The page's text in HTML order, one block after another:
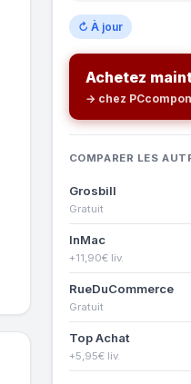
↻ À jour
Achetez
→ chez
COMPARER LES
Grosbill
Gratuit
InMac
+11,90€ liv.
RueDuCommerce
Gratuit
Top Achat
+5,95€ liv.